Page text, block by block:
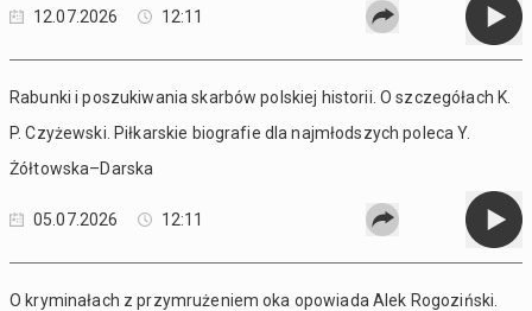
12.07.2026 12:11
Rabunki i poszukiwania skarbów polskiej historii. O szczegółach K.
P. Czyżewski. Piłkarskie biografie dla najmłodszych poleca Y.
Żółtowska–Darska
05.07.2026 12:11
O kryminałach z przymrużeniem oka opowiada Alek Rogoziński.